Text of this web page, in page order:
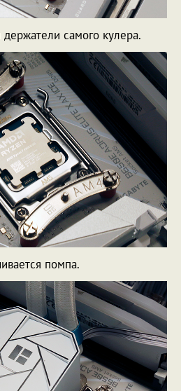
самого кулера.
помпа.